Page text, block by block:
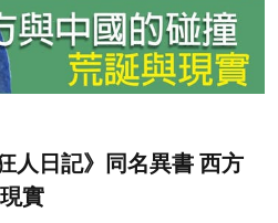
人日記》同名異書 西方
實